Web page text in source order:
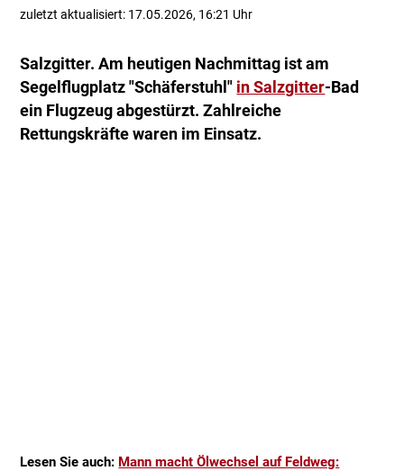
zuletzt aktualisiert: 17.05.2026, 16:21 Uhr
Salzgitter. Am heutigen Nachmittag ist am
Segelflugplatz "Schäferstuhl" in Salzgitter-Bad
ein Flugzeug abgestürzt. Zahlreiche
Rettungskräfte waren im Einsatz.
Lesen Sie auch: Mann macht Ölwechsel auf Feldweg: